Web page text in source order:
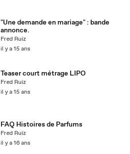
"Une demande en mariage" : bande
annonce.
Fred Ruiz
il y a 15 ans
Teaser court métrage LIPO
Fred Ruiz
il y a 15 ans
FAQ Histoires de Parfums
Fred Ruiz
il y a 16 ans